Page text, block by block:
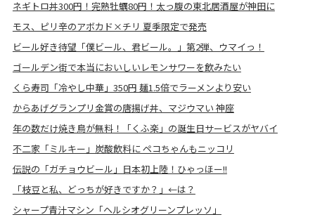
ネギトロ丼300円！完熟牡蠣80円！太っ腹の東北居酒屋が神田に
モス、ピリ辛のアボカド×チリ 夏季限定で発売
ビール好き待望「僕ビール、君ビール。」第2弾、ウマイっ！
ゴールデン街で本当においしいレモンサワーを飲みたい
くら寿司「冷やし中華」350円 麺1.5倍でラーメンより安い
からあげグランプリ金賞の唐揚げ丼、マジウマい 神座
年の数だけ焼き鳥が無料！「くふ楽」の誕生日サービスがヤバイ
不二家「ミルキー」炭酸飲料に ペコちゃんもニッコリ
伝説の「ガチョウビール」日本初上陸！ひゃっほー!!
「枝豆と私、どっちが好きですか？」←は？
シャープ青汁マシン「ヘルシオグリーンプレッソ」